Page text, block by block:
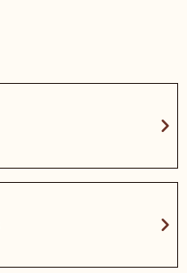
chevron_right
chevron_right